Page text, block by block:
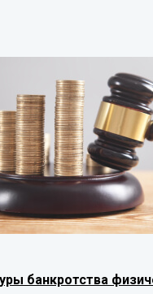
банкротства